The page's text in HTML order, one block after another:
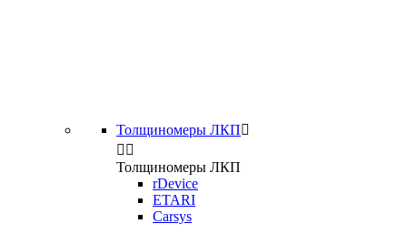
Толщиномеры ЛКП
 
Толщиномеры ЛКП
rDevice
ETARI
Carsys